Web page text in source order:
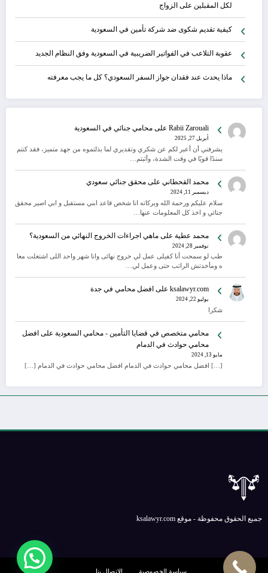
لكل المقبلين على الزواج
كيفية تقديم شكوى ضد شركة تأمين في السعودية
عقوبة التلاعب في الفواتير الضريبية في السعودية وفق النظام الجديد
ماذا يحدث عند فقدان جواز السفر السعودي؟ كل ما يجب معرفته
Rabii Zarouali على محامي جنائي في السعودية
أبريل 27, 2025
يشرفني أن أعبر لكم عن شكري وتقديري لما بذلتموه من جهد متميز، فقد كنتم
سندًا قويًا في وقت الشدة، وأثبتم…
محمد القحطاني على محقق جنائي سعودي
ديسمبر 11, 2024
سلام عليكم ورحمة الله وبركاته انا شخص قاعد ابني مستقبل و ابي اصير محقق
جنائي و اخذ كل المعلومات عنها…
محمد عطية على ماهي اجراءات الخروج النهائي من السعودية؟
نوفمبر 28, 2024
طب لو سمحت أنا كفيلى عمل لي خروج نهائى وانا شهر واحد اللى اشتغلت معا
ه ومأخدتش الراتب حتى وعمل لي…
ksalawyr.com على افضل محامي في جدة
يوليو 22, 2024
شكرا
محامي متخصص في قضايا التأمين - محامي السعودية على افضل
محامي حوادث في الدمام
مايو 13, 2024
[…] افضل محامي حوادث في الدمام افضل محامي حوادث في الدمام […]
جميع الحقوق محفوظة - موقع ksalawyr.com
سياسة الخصوصية الإتصال بنا